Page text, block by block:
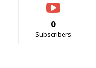
0
Subscribers